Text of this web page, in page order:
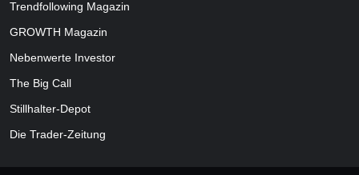
Trendfollowing Magazin
GROWTH Magazin
Nebenwerte Investor
The Big Call
Stillhalter-Depot
Die Trader-Zeitung